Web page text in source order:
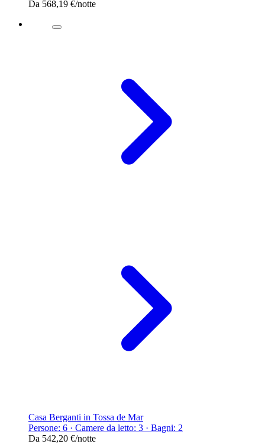
Da 568,19 €/notte
Casa Berganti in Tossa de Mar
Persone: 6 · Camere da letto: 3 · Bagni: 2
Da 542,20 €/notte